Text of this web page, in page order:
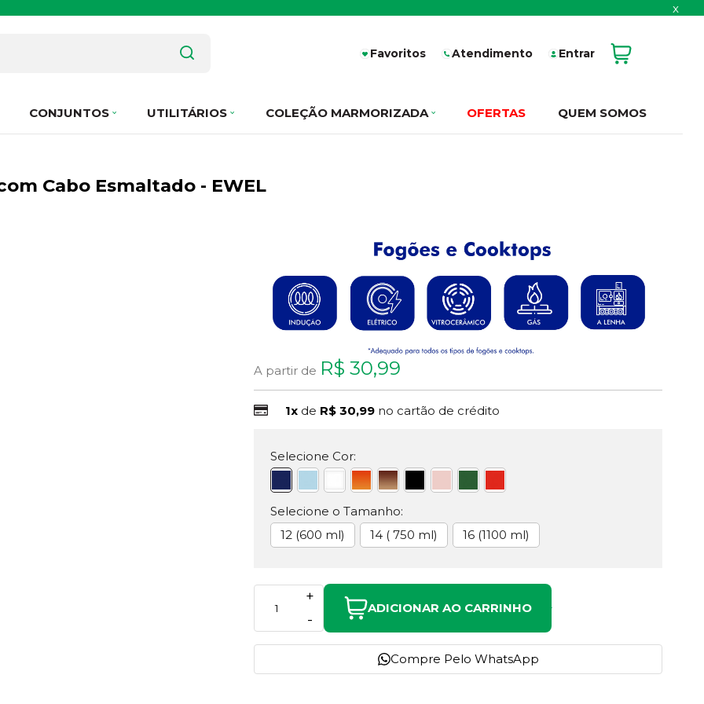
x
Favoritos Atendimento Entrar
CONJUNTOS UTILITÁRIOS COLEÇÃO MARMORIZADA OFERTAS QUEM SOMOS
Cabo Esmaltado - EWEL
A partir de R$ 30,99
1x de R$ 30,99 no cartão de crédito
Selecione Cor:
Selecione o Tamanho:
12 (600 ml)
14 ( 750 ml) 16 (1100 ml)
-
+
ADICIONAR AO CARRINHO
Compre Pelo WhatsApp